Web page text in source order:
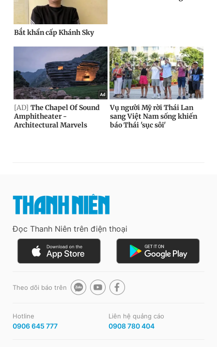
Đọc Thanh Niên trên điện thoại
Theo dõi báo trên
Hotline
0906 645 777
Liên hệ quảng cáo
0908 780 404